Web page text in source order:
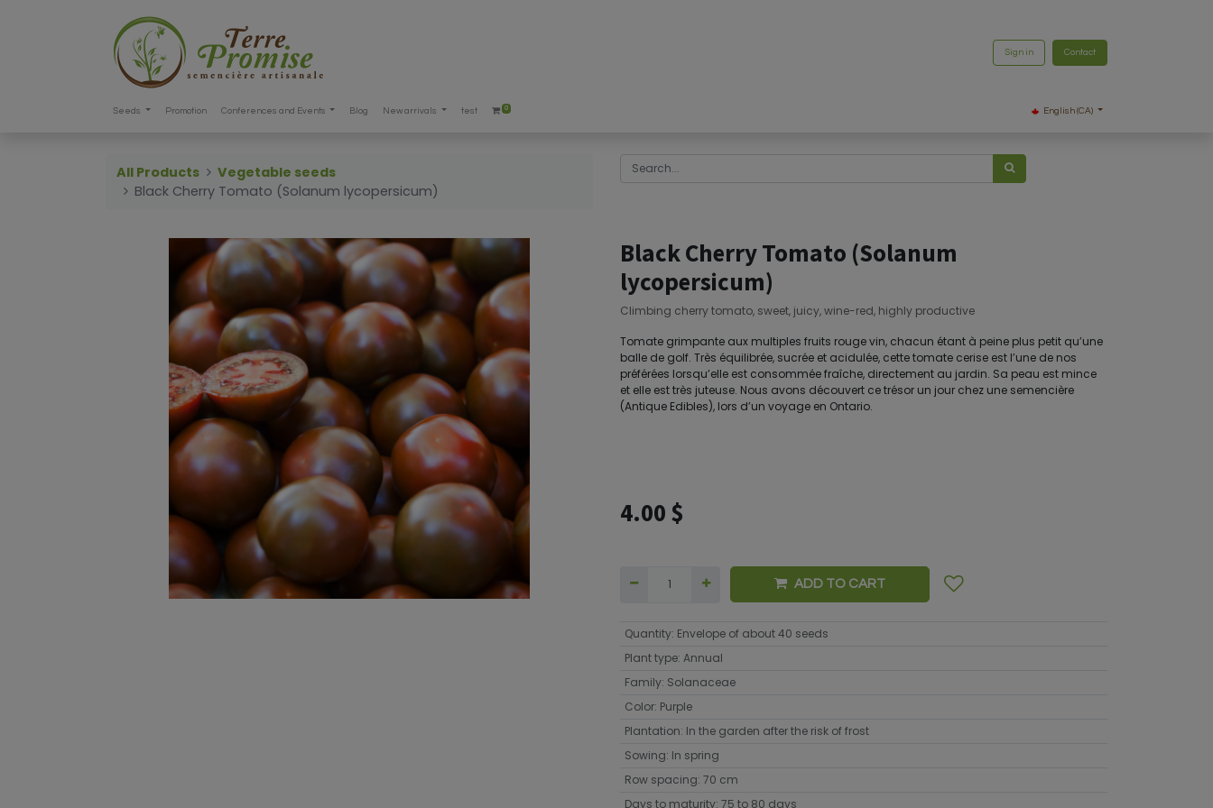
Sign in Contact
Seeds Promotion Conferences and Events Blog New arrivals test 0 English (CA)
All Products
Vegetable seeds
Black Cherry Tomato (Solanum lycopersicum)
Black Cherry Tomato (Solanum
lycopersicum)
Climbing cherry tomato, sweet, juicy, wine-red, highly productive
Tomate grimpante aux multiples fruits rouge vin, chacun étant à peine plus petit qu’une
balle de golf. Très équilibrée, sucrée et acidulée, cette tomate cerise est l’une de nos
préférées lorsqu’elle est consommée fraîche, directement au jardin. Sa peau est mince
et elle est très juteuse. Nous avons découvert ce trésor un jour chez une semencière
(Antique Edibles), lors d’un voyage en Ontario.
4.00 $
ADD TO CART
Quantity: Envelope of about 40 seeds
Plant type: Annual
Family: Solanaceae
Color: Purple
Plantation: In the garden after the risk of frost
Sowing: In spring
Row spacing: 70 cm
Days to maturity: 75 to 80 days